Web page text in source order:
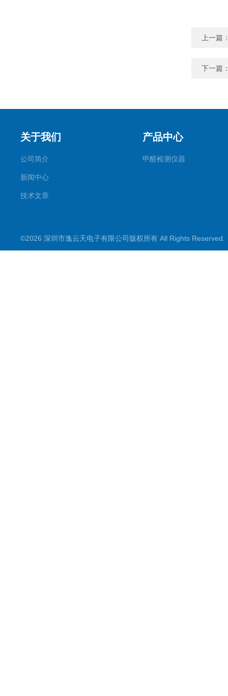
上一篇
下一篇
关于我们
公司简介
新闻中心
技术文章
产品中心
甲醛检测仪器
©2026 深圳市逸云天电子有限公司版权所有 All Rights